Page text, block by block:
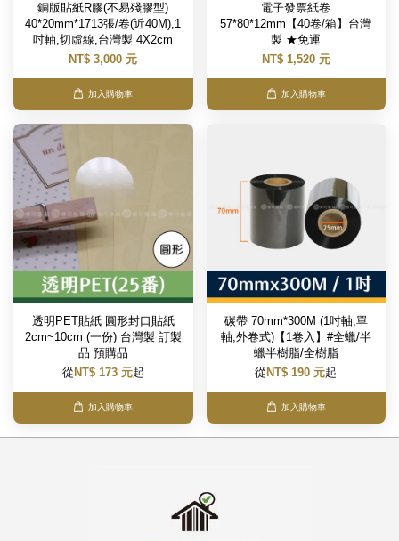
銅版貼紙R膠(不易殘膠型)
40*20mm*1713張/卷(近40M),1
吋軸,切虛線,台灣製 4X2cm
NT$ 3,000 元
加入購物車
電子發票紙卷
57*80*12mm【40卷/箱】台灣
製 ★免運
NT$ 1,520 元
加入購物車
透明PET貼紙 圓形封口貼紙
2cm~10cm (一份) 台灣製 訂製
品 預購品
從 NT$ 173 元起
加入購物車
碳帶 70mm*300M (1吋軸,單
軸,外卷式)【1卷入】#全蠟/半
蠟半樹脂/全樹脂
從 NT$ 190 元起
加入購物車